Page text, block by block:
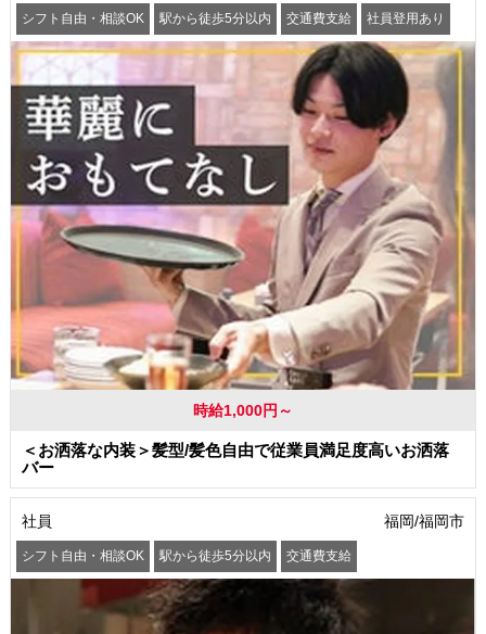
シフト自由・相談OK 駅から徒歩5分以内 交通費支給 社員登用あり
時給1,000円～
＜お洒落な内装＞髪型/髪色自由で従業員満足度高いお洒落
バー
社員 福岡/福岡市
シフト自由・相談OK 駅から徒歩5分以内 交通費支給